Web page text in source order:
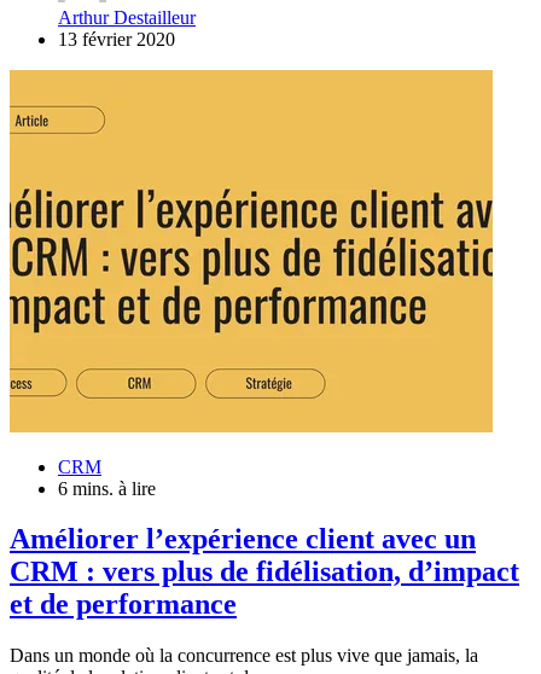
Arthur Destailleur
13 février 2020
CRM
6 mins. à lire
Améliorer l’expérience client avec un
CRM : vers plus de fidélisation, d’impact
et de performance
Dans un monde où la concurrence est plus vive que jamais, la